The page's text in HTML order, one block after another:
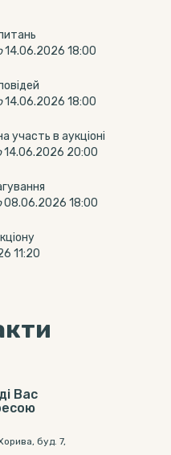
14.06.2026 18:00
14.06.2026 18:00
участь в аукціоні
14.06.2026 20:00
08.06.2026 18:00
11:20
Вас
буд. 7,